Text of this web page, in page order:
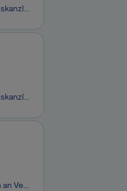
Die MULANSKY + KOLLEGEN Rechtsanwälte GmbH ist eine der führenden sächsischen Wirtschaftskanzleien mit Sitz in Dresden. Unsere besondere Expertise liegt im Insolvenzrecht, in der Begleitung von Unternehmen in Krisensituationen sowie in der Zusammenarbeit mit Insolvenzverwaltern. Darüber hinaus berat
Die MULANSKY + KOLLEGEN Rechtsanwälte GmbH ist eine der führenden sächsischen Wirtschaftskanzleien mit Sitz in Dresden. Unsere besondere Expertise liegt im Insolvenzrecht, in der Begleitung von Unternehmen in Krisensituationen sowie in der Zusammenarbeit mit Insolvenzverwaltern. Darüber hinaus berat
Als Rechtsreferendar/Rechtsreferendarin im Bereich Steuerberatung übernimmst du von Beginn an Verantwortung in der Mandats- und Projektarbeit und wirst zusammen mit erfahrenen Rechtsanwälten / Rechtsanwältinnen und Steuerberatern / Steuerberaterinnen unsere Mandanten und Mandantinnen